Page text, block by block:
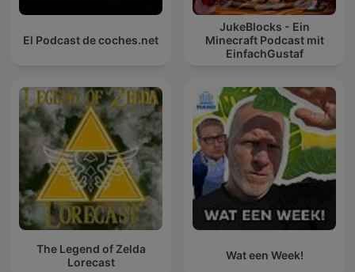
El Podcast de coches.net
JukeBlocks - Ein
Minecraft Podcast mit
EinfachGustaf
The Legend of Zelda
Lorecast
Wat een Week!